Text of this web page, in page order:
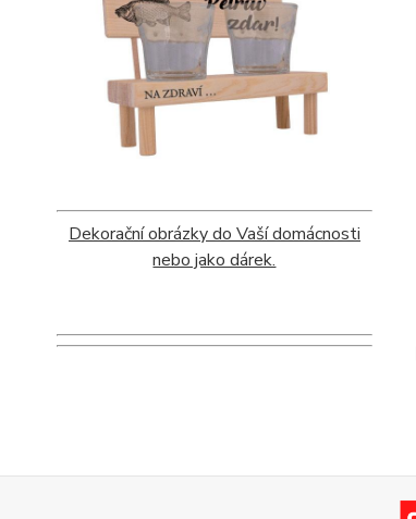
Dekorační obrázky do Vaší domácnosti
nebo jako dárek.